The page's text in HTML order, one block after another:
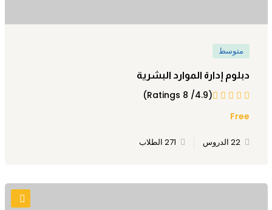
متوسط
دبلوم إدارة الموارد البشرية
(4.9/ 8 Ratings)
Free
22 الدروس 271 الطلاب
Already have an account?Sign in